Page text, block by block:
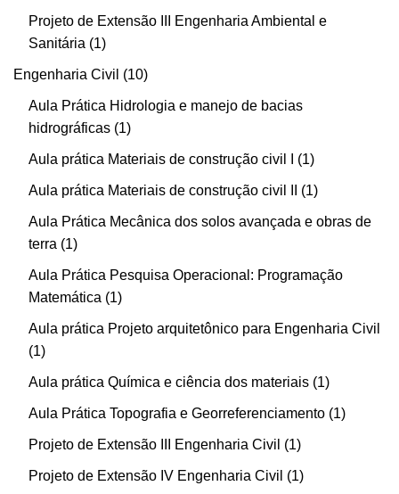
Projeto de Extensão III Engenharia Ambiental e
Sanitária
1
Engenharia Civil 10
Aula Prática Hidrologia e manejo de bacias
hidrográficas 1
Aula prática Materiais de construção civil I 1
Aula prática Materiais de construção civil II 1
Aula Prática Mecânica dos solos avançada e obras de
terra
1
Aula Prática Pesquisa Operacional: Programação
Matemática
1
Aula prática Projeto arquitetônico para Engenharia Civil
1
Aula prática Química e ciência dos materiais 1
Aula Prática Topografia e Georreferenciamento 1
Projeto de Extensão III Engenharia Civil 1
Projeto de Extensão IV Engenharia Civil 1